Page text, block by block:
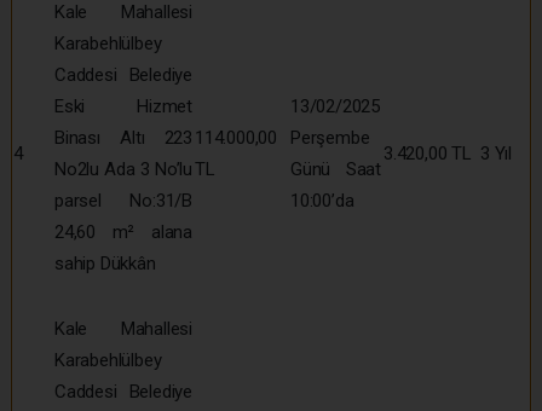
4
Kale Mahallesi
Karabehlülbey
Caddesi Belediye
Eski Hizmet
Binası Altı 223
No2lu Ada 3 No’lu
parsel No:31/B
24,60 m² alana
sahip Dükkân
114.000,00
TL
13/02/2025
Perşembe
Günü Saat
10:00’da
3.420,00 TL 3 Yıl
Kale Mahallesi
Karabehlülbey
Caddesi Belediye